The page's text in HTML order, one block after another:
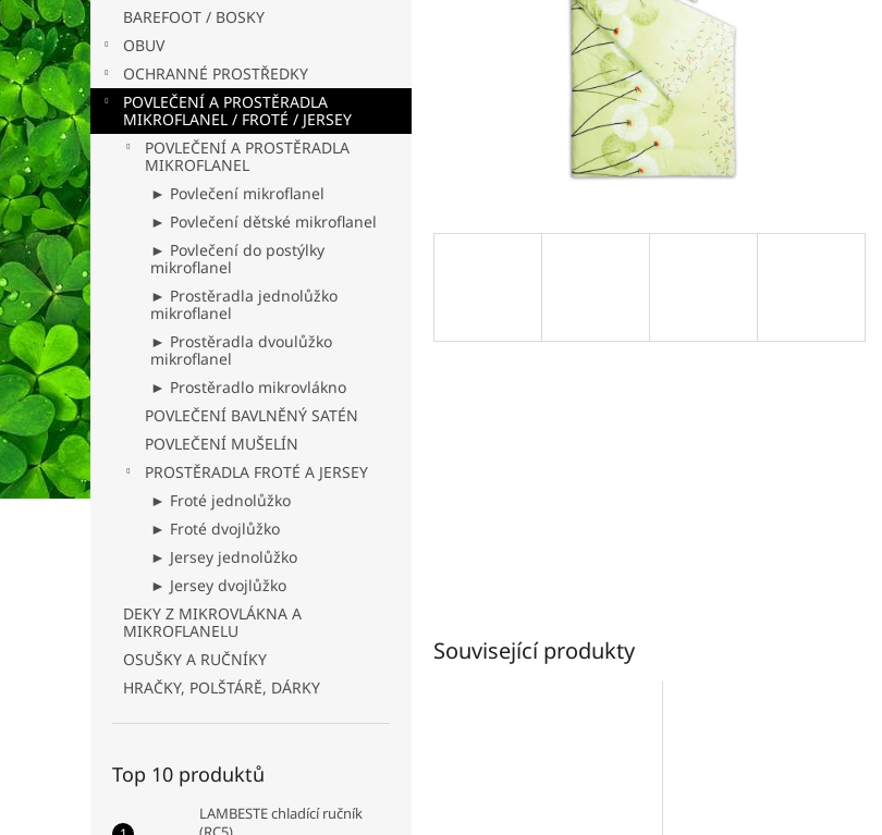
l
BAREFOOT / BOSKY
OBUV
OCHRANNÉ PROSTŘEDKY
POVLEČENÍ A PROSTĚRADLA
MIKROFLANEL / FROTÉ / JERSEY
POVLEČENÍ A PROSTĚRADLA
MIKROFLANEL
► Povlečení mikroflanel
► Povlečení dětské mikroflanel
► Povlečení do postýlky
mikroflanel
► Prostěradla jednolůžko
mikroflanel
► Prostěradla dvoulůžko
mikroflanel
► Prostěradlo mikrovlákno
POVLEČENÍ BAVLNĚNÝ SATÉN
POVLEČENÍ MUŠELÍN
PROSTĚRADLA FROTÉ A JERSEY
► Froté jednolůžko
► Froté dvojlůžko
► Jersey jednolůžko
► Jersey dvojlůžko
DEKY Z MIKROVLÁKNA A
MIKROFLANELU
OSUŠKY A RUČNÍKY
HRAČKY, POLŠTÁRĚ, DÁRKY
Top 10 produktů
LAMBESTE chladící ručník
Související produkty